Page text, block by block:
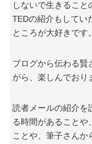
しないで生きること
TEDの紹介もしてい
ところが大好きです。
ブログから伝わる賢
がら、楽しんでおり
読者メールの紹介を
る時間があることや
ことや、筆子さんか